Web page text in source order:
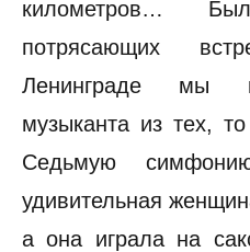
километров…
потрясающих
Ленинграде мы
музыканта из тех,
Седьмую
удивительная
а она играла на